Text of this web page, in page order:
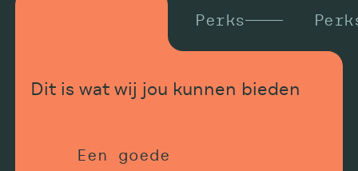
Perks
Dit is wat wij jou kunnen bieden
Een goede